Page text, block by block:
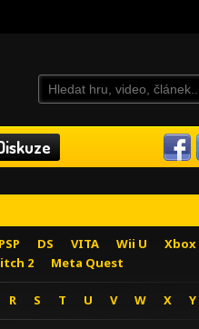
PSP DS VITA Wii U
Xbox
2 Meta Quest
R S T U V W X Y